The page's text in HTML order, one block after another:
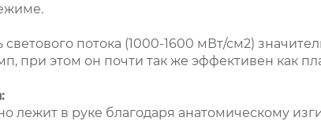
светового потока (1000-1600 мВт/см2)
при этом он почти так же эффективен как
лежит в руке благодаря анатомическому